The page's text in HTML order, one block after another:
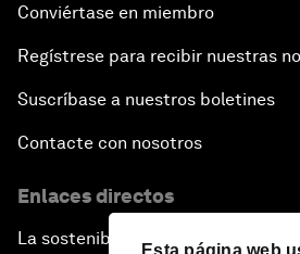
Esta página web
Conviértase en miembro
Regístrese para recibir nuestras
Suscríbase a nuestros boletines
Contacte con nosotros
Enlaces directos
La sostenibilidad en el Foro